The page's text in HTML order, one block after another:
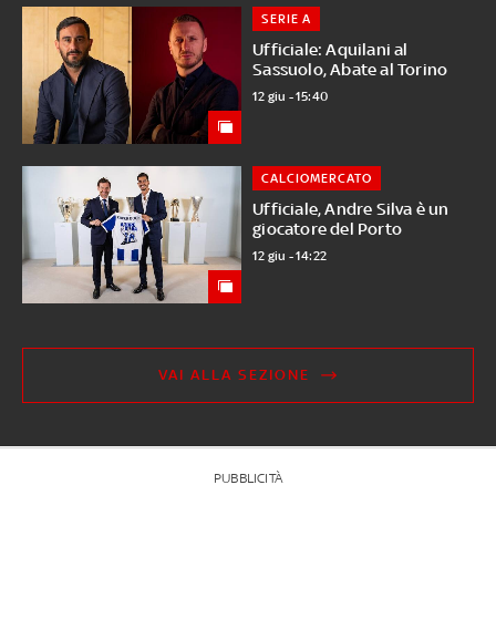
Ufficiale: Aquilani al
Sassuolo, Abate al Torino
SERIE A
12 giu - 15:40
Ufficiale, Andre Silva è un
giocatore del Porto
CALCIOMERCATO
12 giu - 14:22
VAI ALLA SEZIONE
PUBBLICITÀ